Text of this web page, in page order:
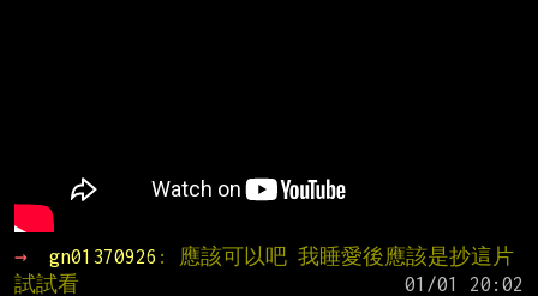
→ gn01370926 : 應該可以吧 我睡愛後應該是抄這片
試試看